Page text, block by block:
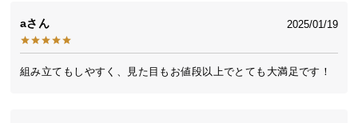
つ
い
a 2025/01/19
組み立てもしやすく、見た目もお値段以上でとても大満足です！